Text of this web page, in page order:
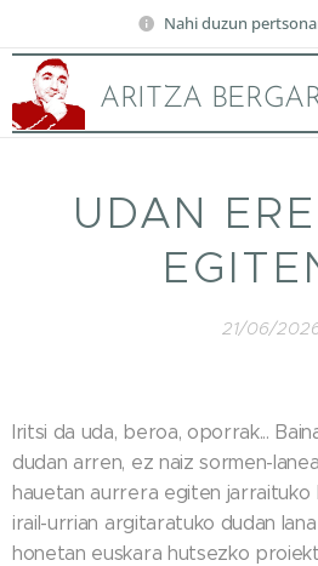
Nahi duzun
ARITZA
UDAN
21/06/
Iritsi da uda, beroa, oporrak...
dudan arren, ez naiz sormen-
hauetan aurrera egiten jarraituko
irail-urrian argitaratuko dudan
honetan euskara hutsezko